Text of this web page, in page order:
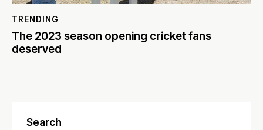
TRENDING
The 2023 season opening cricket fans
deserved
Search